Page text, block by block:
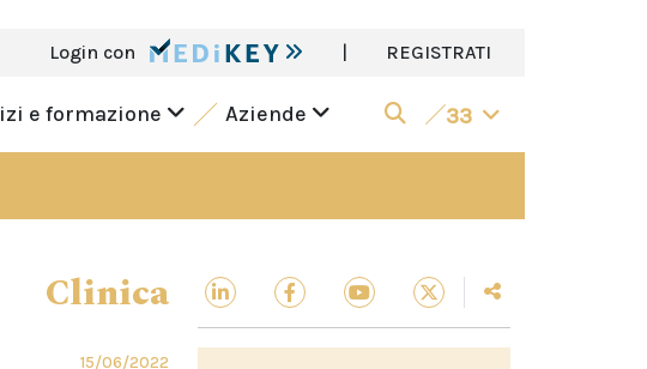
Login con | REGISTRATI
e formazione Aziende 33
Clinica
15/06/2022